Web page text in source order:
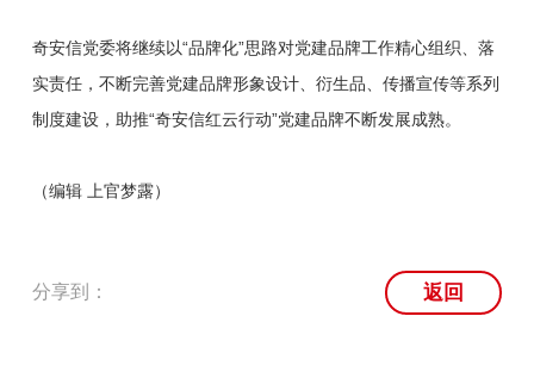
奇安信党委将继续以“品牌化”思路对党建品牌工作精心组织、落
实责任，不断完善党建品牌形象设计、衍生品、传播宣传等系列
制度建设，助推“奇安信红云行动”党建品牌不断发展成熟。
（编辑 上官梦露）
分享到： 返回